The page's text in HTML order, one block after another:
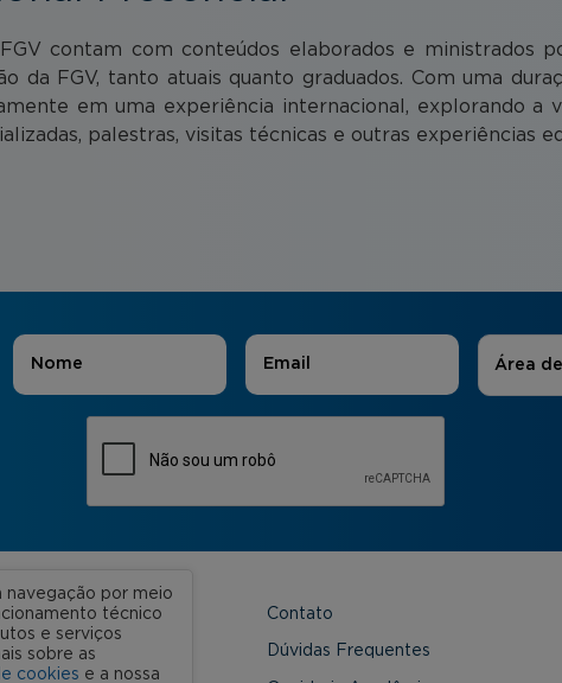
contam com conteúdos elaborados e ministrados
da FGV, tanto atuais quanto graduados. Com uma
em uma experiência internacional, explorando a
palestras, visitas técnicas e outras experiências
Nome E-mail Áreas de
Área
Contato
Unidades Dúvidas Frequentes
navegação por meio
técnico
e serviços
sobre as
cookies e a nossa